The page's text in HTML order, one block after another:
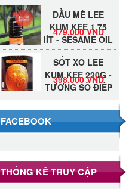
DẦU MÈ LEE
KUM KEE 1.75
lÍT - SESAME OIL
(BLENDED)
479.000 VND
SỐT XO LEE
KUM KEE 220G -
TƯƠNG SÒ ĐIỆP
398.000 VND
40.000 VND
Long An 500g
345.000 VND
FACEBOOK
THỐNG KÊ TRUY CẬP